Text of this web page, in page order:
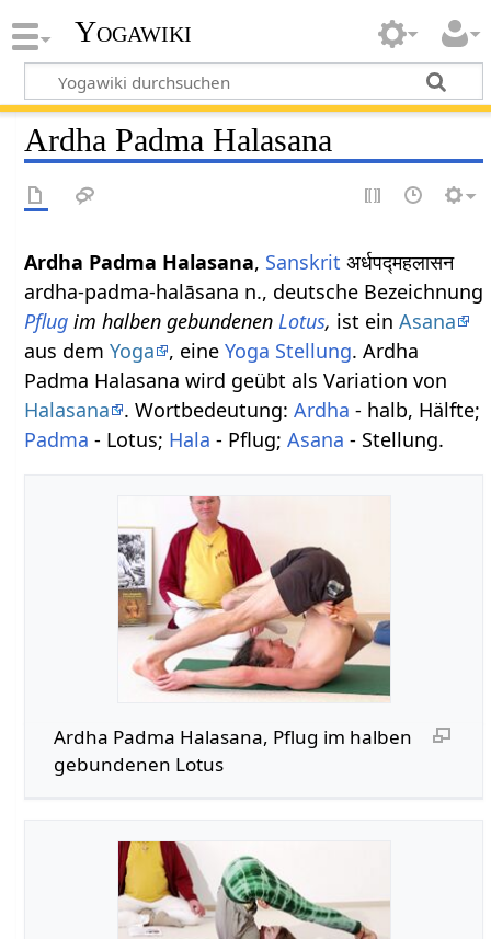
Yogawiki
Ardha Padma Halasana
Ardha Padma Halasana, Sanskrit अर्धपद्महलासन
ardha-padma-halāsana n., deutsche Bezeichnung
Pflug im halben gebundenenLotus, ist einAsana
aus demYoga , eineYoga Stellung. Ardha
Padma Halasana wird geübt als Variation von
Halasana
. Wortbedeutung:Ardha - halb, Hälfte;
Padma - Lotus; Hala - Pflug;Asana - Stellung.
Ardha Padma Halasana, Pflug im halben
gebundenen Lotus